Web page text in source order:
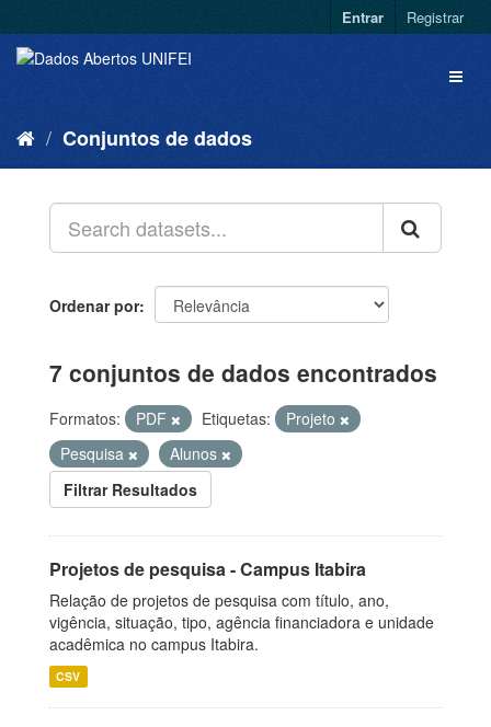
Entrar Registrar
Conjuntos de dados
Ordenar por
7 conjuntos de dados encontrados
Formatos: PDF Etiquetas:
Projeto
Pesquisa
Alunos
Filtrar Resultados
Projetos de pesquisa - Campus Itabira
Relação de projetos de pesquisa com título, ano,
vigência, situação, tipo, agência financiadora e unidade
acadêmica no campus Itabira.
CSV